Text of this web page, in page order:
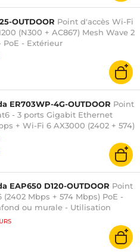
OUTDOOR Point d'accès Wi-Fi
(N300 + AC867) Mesh Wave 2
PoE - Extérieur
ER703WP-4G-OUTDOOR Point
- 3 ports Gigabit Ethernet
+ Wi-Fi 6 AX3000 (2402 + 574)
EAP650 D120-OUTDOOR Point
(2402 Mbps + 574 Mbps) PoE -
ou murale - Utilisation